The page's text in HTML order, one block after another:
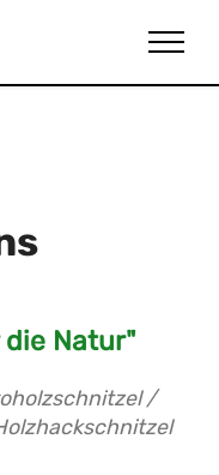
Natur"
/